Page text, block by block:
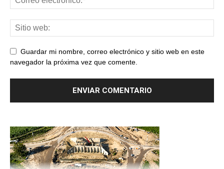
Guardar mi nombre, correo electrónico y sitio web en este
navegador la próxima vez que comente.